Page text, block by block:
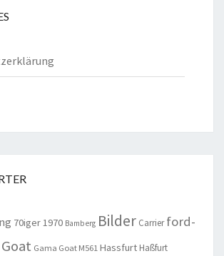
70iger1970 Bamberg Bilder Carrier ford-
Gama Goat M561 Hassfurt Haßfurt